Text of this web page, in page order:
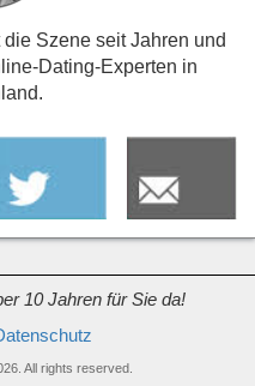
Szene seit Jahren und
Dating-Experten in
10 Jahren für Sie da!
All rights reserved.